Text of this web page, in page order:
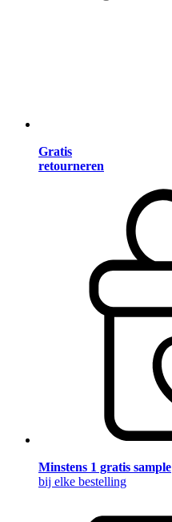
Gratis
retourneren
Minstens 1 gratis sample
bij elke bestelling